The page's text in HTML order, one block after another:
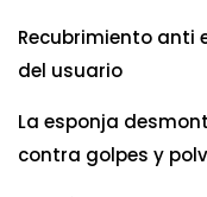
Recubrimiento
del usuario
La esponja
contra golpes y